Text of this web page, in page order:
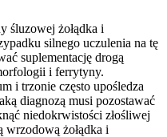
śluzowej żołądka i
silnego uczulenia na tę
suplementację drogą
i ferrytyny.
i trzonie często upośledza
diagnozą musi pozostawać
niedokrwistości złośliwej
wrzodową żołądka i